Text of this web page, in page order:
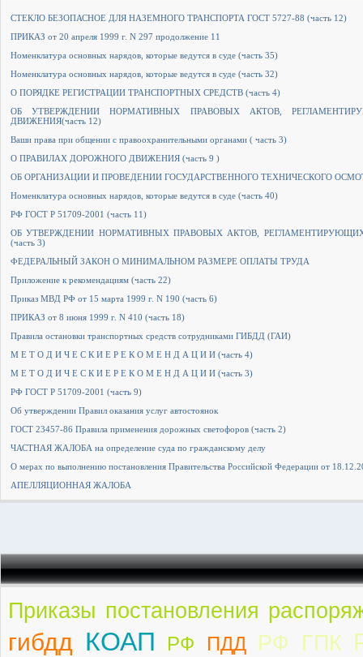
СТЕКЛО БЕЗОПАСНОЕ ДЛЯ НАЗЕМНОГО ТРАНСПОРТА ГОСТ 5727-88 (часть 12)
ПРИКАЗ от 20 апреля 1999 г. N 297 продолжение 11
Номенклатура основных нарядов, которые ведутся в суде (часть 35)
Номенклатура основных нарядов, которые ведутся в суде (часть 32)
О ПОРЯДКЕ РЕГИСТРАЦИИ ТРАНСПОРТНЫХ СРЕДСТВ (часть 4)
ОБ УТВЕРЖДЕНИИ НОРМАТИВНЫХ ПРАВОВЫХ АКТОВ,
ДВИЖЕНИЯ(часть 12)
Ваши права при общении с правоохранительными органами ( часть 3)
О ПРАВИЛАХ ДОРОЖНОГО ДВИЖЕНИЯ (часть 9 )
ОБ ОРГАНИЗАЦИИ И ПРОВЕДЕНИИ ГОСУДАРСТВЕННОГО ТЕХНИЧЕСКОГО
Номенклатура основных нарядов, которые ведутся в суде (часть 40)
РФ ГОСТ Р 51709-2001 (часть 11)
ОБ УТВЕРЖДЕНИИ НОРМАТИВНЫХ ПРАВОВЫХ АКТОВ,
(часть 3)
ФЕДЕРАЛЬНЫЙ ЗАКОН О МИНИМАЛЬНОМ РАЗМЕРЕ ОПЛАТЫ ТРУДА
Приложение к рекомендациям (часть 22)
Приказ МВД РФ от 15 марта 1999 г. N 190 (часть 6)
ПРИКАЗ от 8 июня 1999 г. N 410 (часть 18)
Правила остановки транспортных средств сотрудниками ГИБДД (ГАИ)
М Е Т О Д И Ч Е С К И Е Р Е К О М Е Н Д А Ц И И (часть 4)
М Е Т О Д И Ч Е С К И Е Р Е К О М Е Н Д А Ц И И (часть 3)
РФ ГОСТ Р 51709-2001 (часть 9)
Об утверждении Правил оказания услуг автостоянок
ГОСТ 23457-86 Правила применения дорожных светофоров (часть 2)
ЧАСТНАЯ ЖАЛОБА на определение суда по гражданскому делу
О мерах по выполнению постановления Правительства Российской Федерации от
АПЕЛЛЯЦИОННАЯ ЖАЛОБА
Приказы постановления
гибдд КОАП РФ ПДД РФ ГПК